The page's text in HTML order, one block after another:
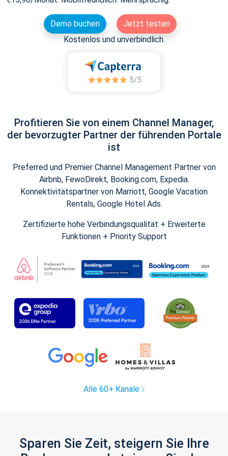
Demo buchen
Jetzt testen
Kostenlos und unverbindlich.
Profitieren Sie von einem Channel Manager,
der bevorzugter Partner der führenden Portale
ist
Preferred und Premier Channel Management Partner von
Airbnb, FewoDirekt, Booking.com, Expedia.
Konnektivitätspartner von Marriott, Google Vacation
Rentals, Google Hotel Ads.
Zertifizierte hohe Verbindungsqualität + Erweiterte
Funktionen + Priority Support
Alle 60+ Kanäle
Sparen Sie Zeit, steigern Sie Ihre